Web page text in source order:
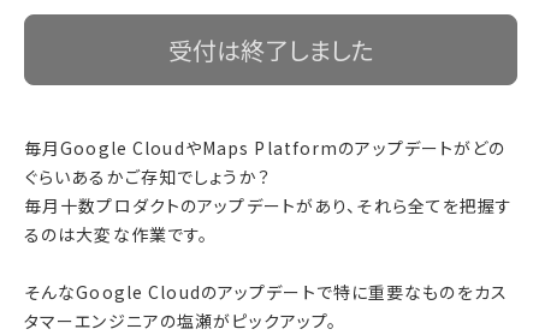
受付は終了しました
毎月Google CloudやMaps Platformのアップデートがどの
ぐらいあるかご存知でしょうか？
毎月十数プロダクトのアップデートがあり、それら全てを把握す
るのは大変な作業です。
そんなGoogle Cloudのアップデートで特に重要なものをカス
タマーエンジニアの塩瀬がピックアップ。